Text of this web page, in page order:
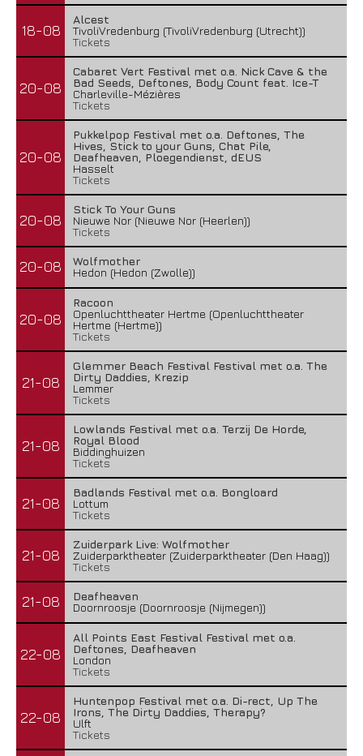
18-08
Alcest
TivoliVredenburg (TivoliVredenburg (Utrecht))
Tickets
20-08
Cabaret Vert Festival met o.a. Nick Cave & the
Bad Seeds, Deftones, Body Count feat. Ice-T
Charleville-Mézières
Tickets
20-08
Pukkelpop Festival met o.a. Deftones, The
Hives, Stick to your Guns, Chat Pile,
Deafheaven, Ploegendienst, dEUS
Hasselt
Tickets
20-08
Stick To Your Guns
Nieuwe Nor (Nieuwe Nor (Heerlen))
Tickets
20-08
Wolfmother
Hedon (Hedon (Zwolle))
20-08
Racoon
Openluchttheater Hertme (Openluchttheater
Hertme (Hertme))
Tickets
21-08
Glemmer Beach Festival Festival met o.a. The
Dirty Daddies, Krezip
Lemmer
Tickets
21-08
Lowlands Festival met o.a. Terzij De Horde,
Royal Blood
Biddinghuizen
Tickets
21-08
Badlands Festival met o.a. Bongloard
Lottum
Tickets
21-08
Zuiderpark Live: Wolfmother
Zuiderparktheater (Zuiderparktheater (Den Haag))
Tickets
21-08
Deafheaven
Doornroosje (Doornroosje (Nijmegen))
22-08
All Points East Festival Festival met o.a.
Deftones, Deafheaven
London
Tickets
22-08
Huntenpop Festival met o.a. Di-rect, Up The
Irons, The Dirty Daddies, Therapy?
Ulft
Tickets